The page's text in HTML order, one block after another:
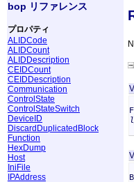
bop リファレンス
プロパティ
ALIDCode
ALIDCount
ALIDDescription
CEIDCount
CEIDDescription
Communication
ControlState
ControlStateSwitch
DeviceID
DiscardDuplicatedBlock
Function
HexDump
Host
IniFile
IPAddress